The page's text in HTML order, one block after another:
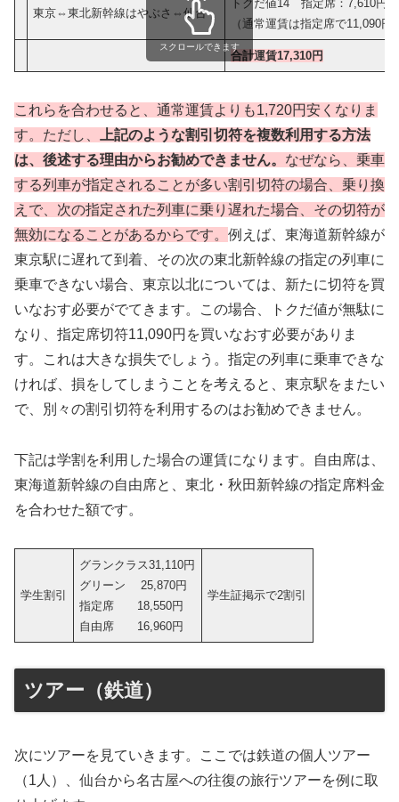
東京⇔東北新幹線はやぶさ⇔仙台
トクだ値14 指定席：7,610円
（通常運賃は指定席で11,090円
合計運賃17,310円
スクロールできます
これらを合わせると、通常運賃よりも1,720円安くなりま
す。ただし、
上記のような割引切符を複数利用する方法
は、後述する理由からお勧めできません。 なぜなら、乗車
する列車が指定されることが多い割引切符の場合、乗り換
えで、次の指定された列車に乗り遅れた場合、その切符が
無効になることがあるからです。 例えば、東海道新幹線が
東京駅に遅れて到着、その次の東北新幹線の指定の列車に
乗車できない場合、東京以北については、新たに切符を買
いなおす必要がでてきます。この場合、トクだ値が無駄に
なり、指定席切符11,090円を買いなおす必要がありま
す。これは大きな損失でしょう。指定の列車に乗車できな
ければ、損をしてしまうことを考えると、東京駅をまたい
で、別々の割引切符を利用するのはお勧めできません。
下記は学割を利用した場合の運賃になります。自由席は、
東海道新幹線の自由席と、東北・秋田新幹線の指定席料金
を合わせた額です。
学生割引
グランクラス31,110円
グリーン 25,870円
指定席 18,550円
自由席 16,960円
学生証掲示で2割引
ツアー（鉄道）
次にツアーを見ていきます。ここでは鉄道の個人ツアー
（1人）、仙台から名古屋への往復の旅行ツアーを例に取